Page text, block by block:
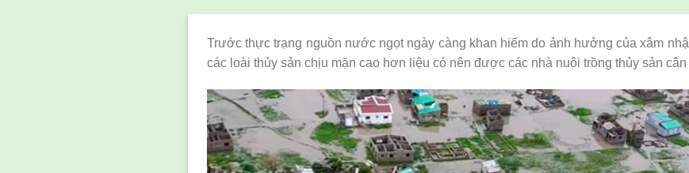
Trước thực trạng nguồn nước ngọt ngày càng khan hiếm do ảnh hưởng của xâm
các loài thủy sản chịu mặn cao hơn liệu có nên được các nhà nuôi trồng thủy sản